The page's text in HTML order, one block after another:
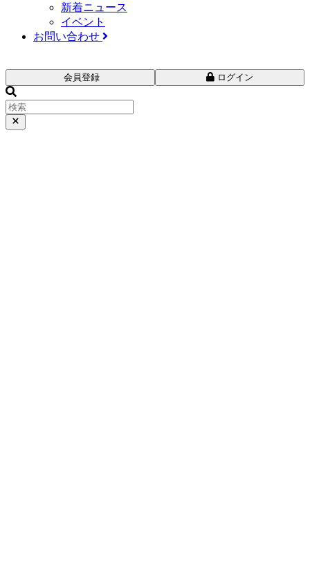
新着ニュース
イベント
お問い合わせ
会員登録 ログイン